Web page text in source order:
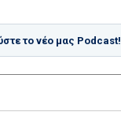
το νέο μας Podcast!